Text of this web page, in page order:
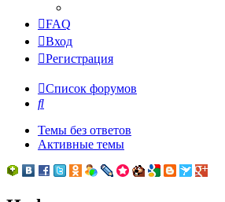
FAQ
Вход
Регистрация
Список форумов
Поиск
Темы без ответов
Активные темы